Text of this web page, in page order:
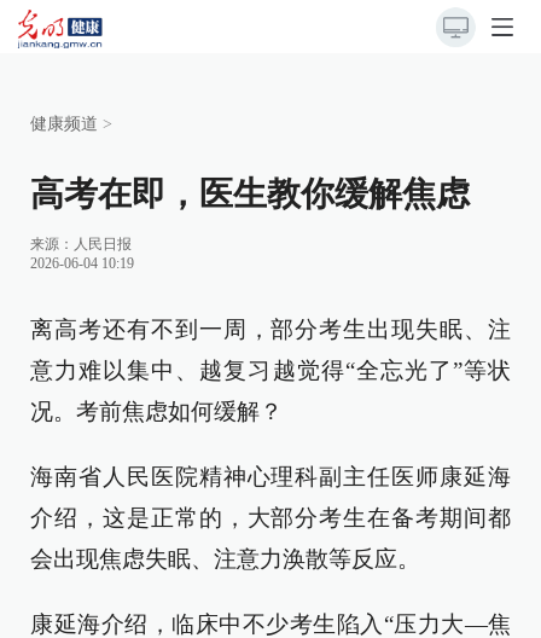
健康频道 >
高考在即，医生教你缓解焦虑
来源： 人民日报
2026-06-04 10:19
离高考还有不到一周，部分考生出现失眠、注
意力难以集中、越复习越觉得“全忘光了”等状
况。考前焦虑如何缓解？
海南省人民医院精神心理科副主任医师康延海
介绍，这是正常的，大部分考生在备考期间都
会出现焦虑失眠、注意力涣散等反应。
康延海介绍，临床中不少考生陷入“压力大—焦